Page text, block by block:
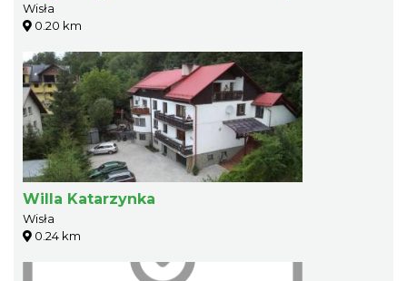
Wisła
0.20 km
Willa Katarzynka
Wisła
0.24 km